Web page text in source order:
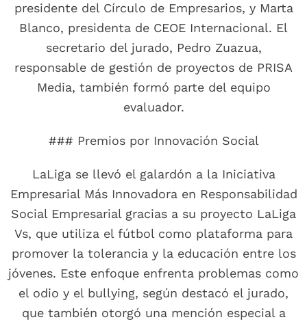
presidente del Círculo de Empresarios, y Marta
Blanco, presidenta de CEOE Internacional. El
secretario del jurado, Pedro Zuazua,
responsable de gestión de proyectos de PRISA
Media, también formó parte del equipo
evaluador.
### Premios por Innovación Social
LaLiga se llevó el galardón a la Iniciativa
Empresarial Más Innovadora en Responsabilidad
Social Empresarial gracias a su proyecto LaLiga
Vs, que utiliza el fútbol como plataforma para
promover la tolerancia y la educación entre los
jóvenes. Este enfoque enfrenta problemas como
el odio y el bullying, según destacó el jurado,
que también otorgó una mención especial a